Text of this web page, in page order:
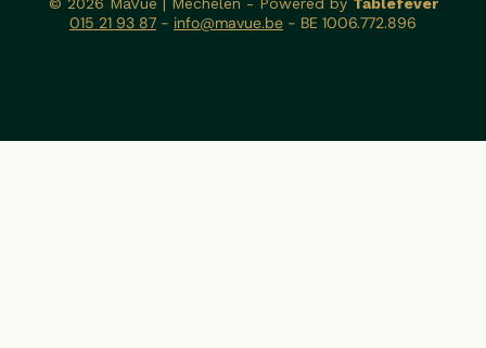
015 21 93 87 - info@mavue.be - BE 1006.772.896